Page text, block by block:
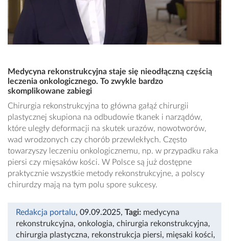
Medycyna rekonstrukcyjna staje się nieodłączną częścią
leczenia onkologicznego. To zwykle bardzo
skomplikowane zabiegi
Chirurgia rekonstrukcyjna to główna gałąź chirurgii
plastycznej skupiona na odbudowie tkanek i narządów,
które uległy deformacji na skutek urazów, nowotworów,
wad wrodzonych czy chorób przewlekłych. Często
towarzyszy leczeniu onkologicznemu, np. w przypadku raka
piersi czy mięsaków kości. W Polsce są już dostępne
praktycznie wszystkie metody rekonstrukcyjne, a polscy
chirurdzy mają na tym polu spore sukcesy.
Redakcja portalu, 09.09.2025, Tagi: medycyna
rekonstrukcyjna, onkologia, chirurgia rekonstrukcyjna,
chirurgia plastyczna, rekonstrukcja piersi, mięsaki kości,